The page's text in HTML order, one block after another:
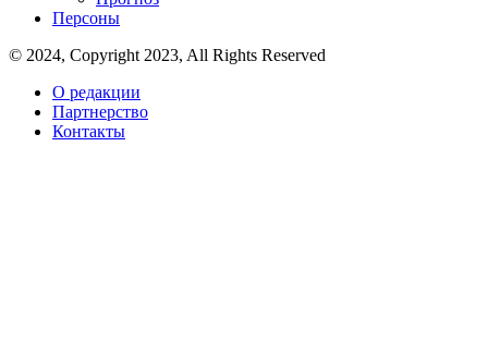
Персоны
© 2024, Copyright 2023, All Rights Reserved
О редакции
Партнерство
Контакты